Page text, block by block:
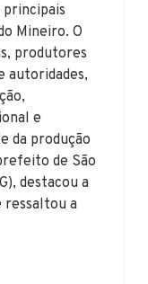
principais
Mineiro. O
produtores
autoridades,
e
da produção
de São
destacou a
ressaltou a